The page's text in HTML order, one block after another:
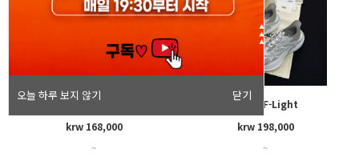
오늘 하루 보지 않기 닫기
Fendi Wave Pulse
krw 168,000
~
Fendi F-Light
krw 198,000
~